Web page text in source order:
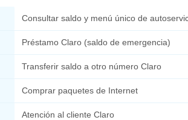
Consultar saldo y menú único de
Préstamo Claro (saldo de emergencia)
Transferir saldo a otro número Claro
Comprar paquetes de Internet
Atención al cliente Claro